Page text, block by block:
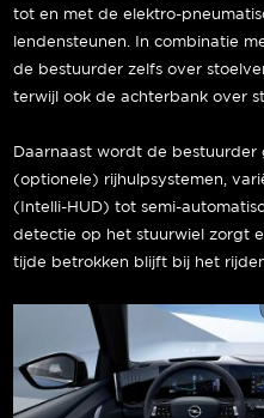
tot en met de elektro-
lendensteunen. In combinatie
de bestuurder zelfs over
terwijl ook de achterbank over
Daarnaast wordt de bestuurder
(optionele) rijhulpsystemen,
(Intelli-HUD) tot semi-
detectie op het stuurwiel zorgt
tijde betrokken blijft bij het